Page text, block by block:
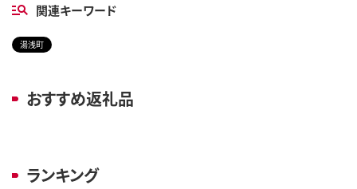
関連キーワード
湯浅町
おすすめ返礼品
ランキング